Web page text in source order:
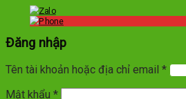
Đăng nhập
Tên tài khoản hoặc địa chỉ email *
Mật khẩu *